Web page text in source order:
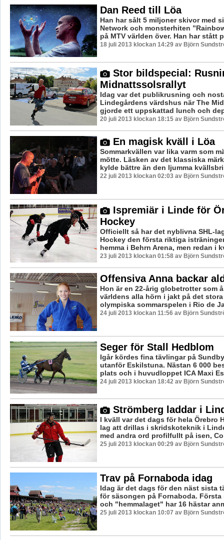
Dan Reed till Löa
Han har sålt 5 miljoner skivor med
Network och monsterhiten
på MTV världen över. Han har stått
18 juli 2013 klockan 14:29 av Björn
Stor bildspecial:
Midnattssolsrallyt
Idag var det publikrusning och
Lindegårdens värdshus när The
gjorde ett uppskattad lunch och
20 juli 2013 klockan 18:15 av Björn
En magisk kväll i Löa
Sommarkvällen var lika varm som
mötte. Läsken av det klassiska
kylde bättre än den ljumma
22 juli 2013 klockan 02:03 av Björn
Ispremiär i Linde för
Hockey
Officiellt så har det nyblivna SHL-
Hockey den första riktiga
hemma i Behrn Arena, men redan i
23 juli 2013 klockan 01:58 av Björn
Offensiva Anna backar
Hon är en 22-årig globetrotter som
världens alla hörn i jakt på det stora
olympiska sommarspelen i Rio de
24 juli 2013 klockan 11:56 av Björn
Seger för Stall Hedblom
Igår kördes fina tävlingar på
utanför Eskilstuna. Nästan 6 000
plats och i huvudloppet ICA Maxi
24 juli 2013 klockan 18:42 av Björn
Strömberg laddar i
I kväll var det dags för hela Örebro
lag att drillas i skridskoteknik i
med andra ord profilfullt på isen,
25 juli 2013 klockan 00:29 av Björn
Trav på Fornaboda idag
Idag är det dags för den näst sista
för säsongen på Fornaboda. Första
och "hemmalaget" har 16 hästar
25 juli 2013 klockan 10:07 av Björn